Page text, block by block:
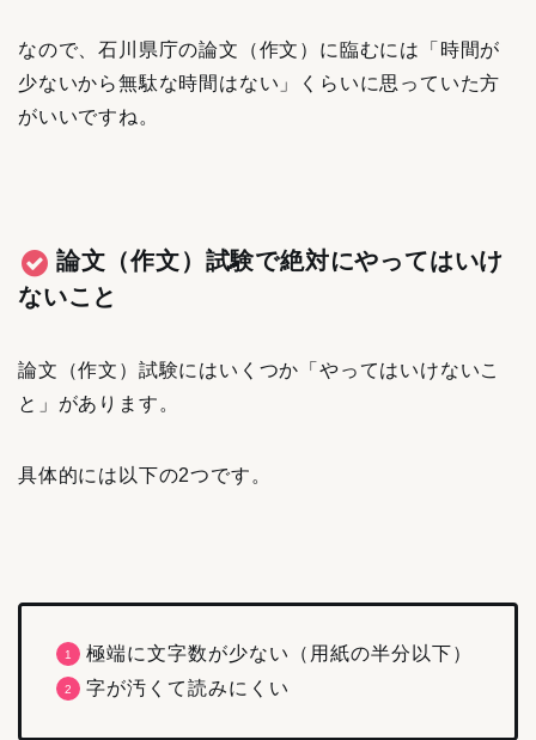
なので、石川県庁の論文（作文）に臨むには「時間が
少ないから無駄な時間はない」くらいに思っていた方
がいいですね。
論文（作文）試験で絶対にやってはいけ
ないこと
論文（作文）試験にはいくつか「やってはいけないこ
と」があります。
具体的には以下の2つです。
極端に文字数が少ない（用紙の半分以下）
字が汚くて読みにくい